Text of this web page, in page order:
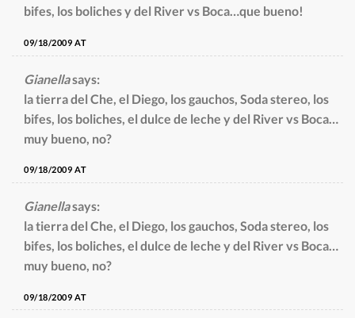
bifes, los boliches y del River vs Boca…que bueno!
09/18/2009 AT
Gianellasays:
la tierra del Che, el Diego, los gauchos, Soda stereo, los
bifes, los boliches, el dulce de leche y del River vs Boca…
muy bueno, no?
09/18/2009 AT
Gianellasays:
la tierra del Che, el Diego, los gauchos, Soda stereo, los
bifes, los boliches, el dulce de leche y del River vs Boca…
muy bueno, no?
09/18/2009 AT